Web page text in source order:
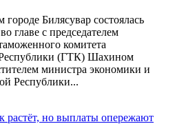
Билясувар состоялась
главе с председателем
комитета
(ГТК) Шахином
министра экономики и
Республики...